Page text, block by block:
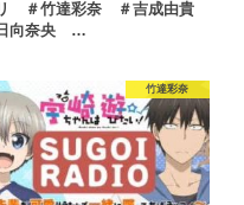
リ ＃竹達彩奈 ＃吉成由貴
向奈央 …
竹達彩奈